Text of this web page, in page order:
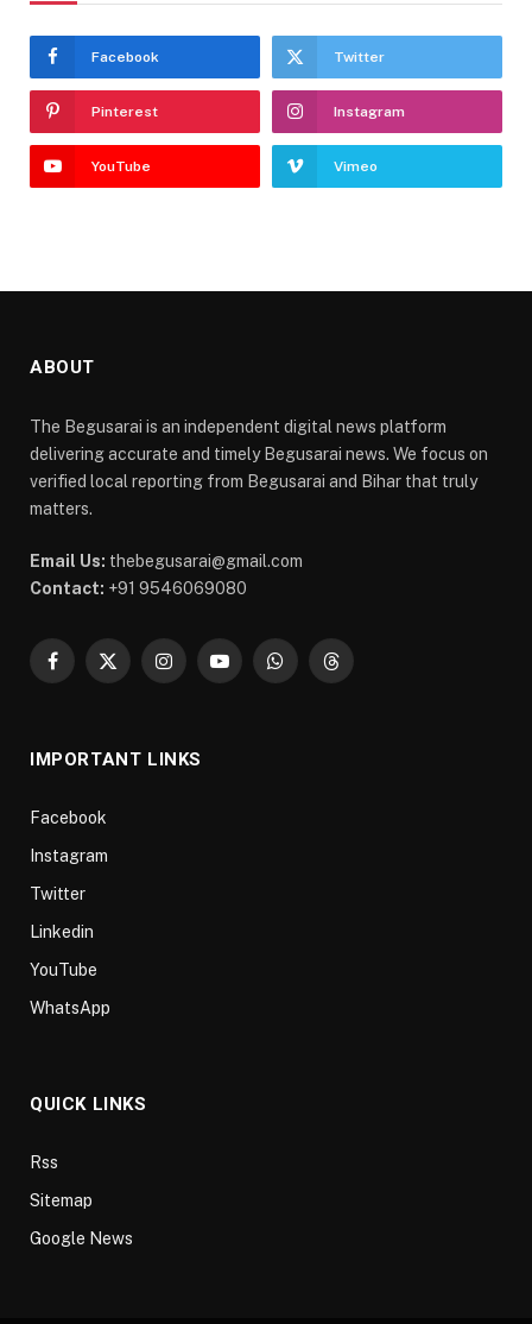
Facebook Twitter
Pinterest Instagram
YouTube Vimeo
ABOUT
The Begusarai is an independent digital news platform
delivering accurate and timely Begusarai news. We focus on
verified local reporting from Begusarai and Bihar that truly
matters.
Email Us: thebegusarai@gmail.com
Contact: +91 9546069080
Facebook
X
InstagramYouTubeWhatsAppThreads
IMPORTANT LINKS
Facebook
Instagram
Twitter
Linkedin
YouTube
WhatsApp
QUICK LINKS
Rss
Sitemap
Google News